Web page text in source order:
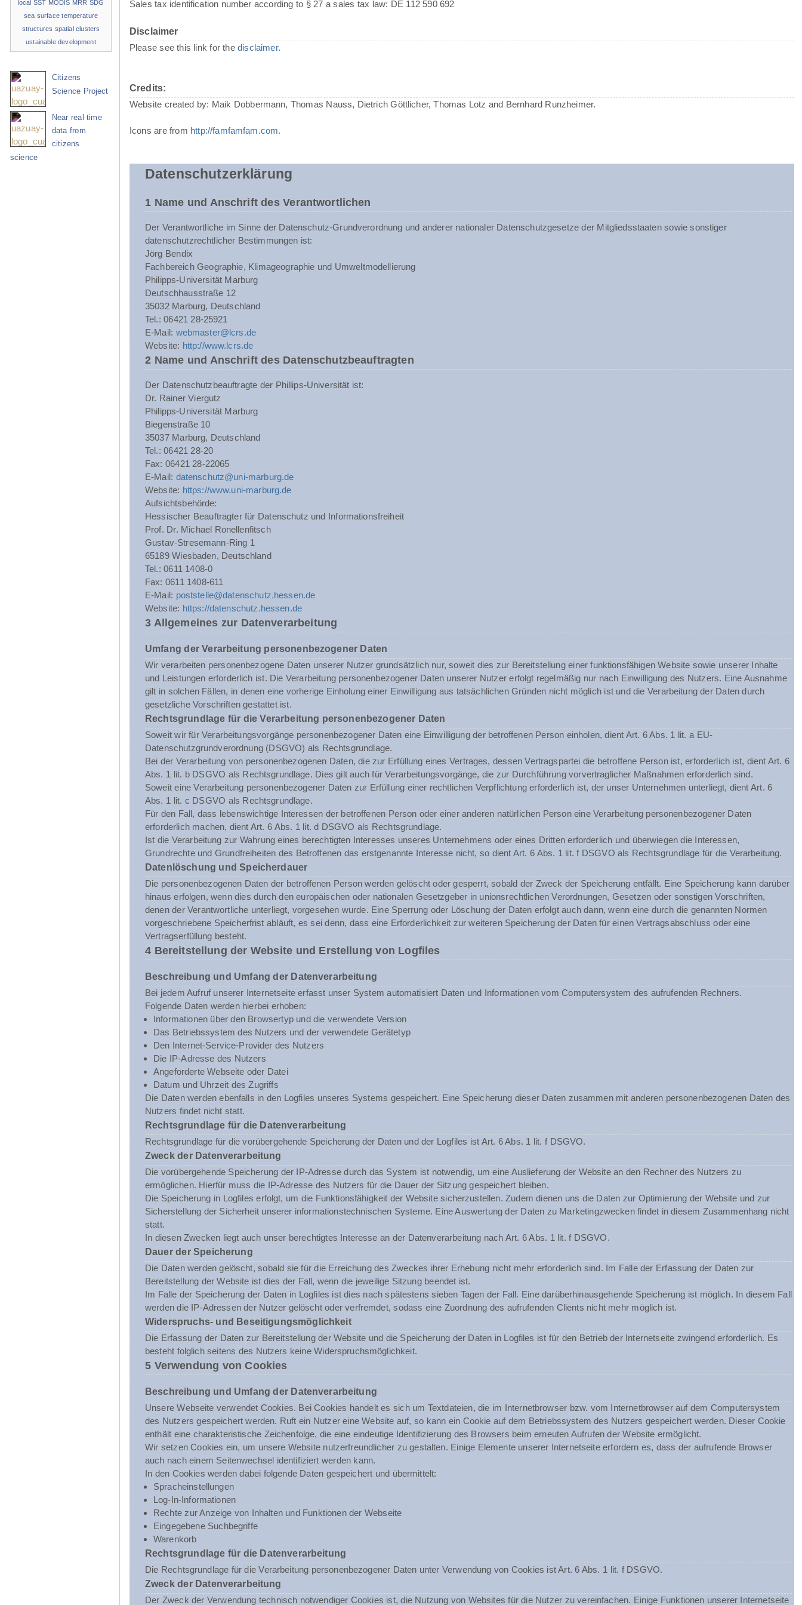
Sales tax identification number according to § 27 a sales tax law: DE 112 590 692
Disclaimer
Please see this link for thedisclaimer.
Credits:
Website created by: Maik Dobbermann, Thomas Nauss, Dietrich Göttlicher, Thomas Lotz and Bernhard Runzheimer.
Icons are from http://famfamfam.com.
Datenschutzerklärung
1 Name und Anschrift des Verantwortlichen
Der Verantwortliche im Sinne der Datenschutz-Grundverordnung und anderer nationaler Datenschutzgesetze der Mitgliedsstaaten sowie sonstiger
datenschutzrechtlicher Bestimmungen ist:
Jörg Bendix
Fachbereich Geographie, Klimageographie und Umweltmodellierung
Philipps-Universität Marburg
Deutschhausstraße 12
35032 Marburg, Deutschland
Tel.: 06421 28-25921
E-Mail: webmaster@lcrs.de
Website: http://www.lcrs.de
2 Name und Anschrift des Datenschutzbeauftragten
Der Datenschutzbeauftragte der Phillips-Universität ist:
Dr. Rainer Viergutz
Philipps-Universität Marburg
Biegenstraße 10
35037 Marburg, Deutschland
Tel.: 06421 28-20
Fax: 06421 28-22065
E-Mail: datenschutz@uni-marburg.de
Website: https://www.uni-marburg.de
Aufsichtsbehörde:
Hessischer Beauftragter für Datenschutz und Informationsfreiheit
Prof. Dr. Michael Ronellenfitsch
Gustav-Stresemann-Ring 1
65189 Wiesbaden, Deutschland
Tel.: 0611 1408-0
Fax: 0611 1408-611
E-Mail: poststelle@datenschutz.hessen.de
Website: https://datenschutz.hessen.de
3 Allgemeines zur Datenverarbeitung
Umfang der Verarbeitung personenbezogener Daten
Wir verarbeiten personenbezogene Daten unserer Nutzer grundsätzlich nur, soweit dies zur Bereitstellung einer funktionsfähigen Website sowie unserer Inhalte
und Leistungen erforderlich ist. Die Verarbeitung personenbezogener Daten unserer Nutzer erfolgt regelmäßig nur nach Einwilligung des Nutzers. Eine Ausnahme
gilt in solchen Fällen, in denen eine vorherige Einholung einer Einwilligung aus tatsächlichen Gründen nicht möglich ist und die Verarbeitung der Daten durch
gesetzliche Vorschriften gestattet ist.
Rechtsgrundlage für die Verarbeitung personenbezogener Daten
Soweit wir für Verarbeitungsvorgänge personenbezogener Daten eine Einwilligung der betroffenen Person einholen, dient Art. 6 Abs. 1 lit. a EU-
Datenschutzgrundverordnung (DSGVO) als Rechtsgrundlage.
Bei der Verarbeitung von personenbezogenen Daten, die zur Erfüllung eines Vertrages, dessen Vertragspartei die betroffene Person ist, erforderlich ist, dient Art. 6
Abs. 1 lit. b DSGVO als Rechtsgrundlage. Dies gilt auch für Verarbeitungsvorgänge, die zur Durchführung vorvertraglicher Maßnahmen erforderlich sind.
Soweit eine Verarbeitung personenbezogener Daten zur Erfüllung einer rechtlichen Verpflichtung erforderlich ist, der unser Unternehmen unterliegt, dient Art. 6
Abs. 1 lit. c DSGVO als Rechtsgrundlage.
Für den Fall, dass lebenswichtige Interessen der betroffenen Person oder einer anderen natürlichen Person eine Verarbeitung personenbezogener Daten
erforderlich machen, dient Art. 6 Abs. 1 lit. d DSGVO als Rechtsgrundlage.
Ist die Verarbeitung zur Wahrung eines berechtigten Interesses unseres Unternehmens oder eines Dritten erforderlich und überwiegen die Interessen,
Grundrechte und Grundfreiheiten des Betroffenen das erstgenannte Interesse nicht, so dient Art. 6 Abs. 1 lit. f DSGVO als Rechtsgrundlage für die Verarbeitung.
Datenlöschung und Speicherdauer
Die personenbezogenen Daten der betroffenen Person werden gelöscht oder gesperrt, sobald der Zweck der Speicherung entfällt. Eine Speicherung kann darüber
hinaus erfolgen, wenn dies durch den europäischen oder nationalen Gesetzgeber in unionsrechtlichen Verordnungen, Gesetzen oder sonstigen Vorschriften,
denen der Verantwortliche unterliegt, vorgesehen wurde. Eine Sperrung oder Löschung der Daten erfolgt auch dann, wenn eine durch die genannten Normen
vorgeschriebene Speicherfrist abläuft, es sei denn, dass eine Erforderlichkeit zur weiteren Speicherung der Daten für einen Vertragsabschluss oder eine
Vertragserfüllung besteht.
4 Bereitstellung der Website und Erstellung von Logfiles
Beschreibung und Umfang der Datenverarbeitung
Bei jedem Aufruf unserer Internetseite erfasst unser System automatisiert Daten und Informationen vom Computersystem des aufrufenden Rechners.
Folgende Daten werden hierbei erhoben:
Informationen über den Browsertyp und die verwendete Version
Das Betriebssystem des Nutzers und der verwendete Gerätetyp
Den Internet-Service-Provider des Nutzers
Die IP-Adresse des Nutzers
Angeforderte Webseite oder Datei
Datum und Uhrzeit des Zugriffs
Die Daten werden ebenfalls in den Logfiles unseres Systems gespeichert. Eine Speicherung dieser Daten zusammen mit anderen personenbezogenen Daten des
Nutzers findet nicht statt.
Rechtsgrundlage für die Datenverarbeitung
Rechtsgrundlage für die vorübergehende Speicherung der Daten und der Logfiles ist Art. 6 Abs. 1 lit. f DSGVO.
Zweck der Datenverarbeitung
Die vorübergehende Speicherung der IP-Adresse durch das System ist notwendig, um eine Auslieferung der Website an den Rechner des Nutzers zu
ermöglichen. Hierfür muss die IP-Adresse des Nutzers für die Dauer der Sitzung gespeichert bleiben.
Die Speicherung in Logfiles erfolgt, um die Funktionsfähigkeit der Website sicherzustellen. Zudem dienen uns die Daten zur Optimierung der Website und zur
Sicherstellung der Sicherheit unserer informationstechnischen Systeme. Eine Auswertung der Daten zu Marketingzwecken findet in diesem Zusammenhang nicht
statt.
In diesen Zwecken liegt auch unser berechtigtes Interesse an der Datenverarbeitung nach Art. 6 Abs. 1 lit. f DSGVO.
Dauer der Speicherung
Die Daten werden gelöscht, sobald sie für die Erreichung des Zweckes ihrer Erhebung nicht mehr erforderlich sind. Im Falle der Erfassung der Daten zur
Bereitstellung der Website ist dies der Fall, wenn die jeweilige Sitzung beendet ist.
Im Falle der Speicherung der Daten in Logfiles ist dies nach spätestens sieben Tagen der Fall. Eine darüberhinausgehende Speicherung ist möglich. In diesem Fall
werden die IP-Adressen der Nutzer gelöscht oder verfremdet, sodass eine Zuordnung des aufrufenden Clients nicht mehr möglich ist.
Widerspruchs- und Beseitigungsmöglichkeit
Die Erfassung der Daten zur Bereitstellung der Website und die Speicherung der Daten in Logfiles ist für den Betrieb der Internetseite zwingend erforderlich. Es
besteht folglich seitens des Nutzers keine Widerspruchsmöglichkeit.
5 Verwendung von Cookies
Beschreibung und Umfang der Datenverarbeitung
Unsere Webseite verwendet Cookies. Bei Cookies handelt es sich um Textdateien, die im Internetbrowser bzw. vom Internetbrowser auf dem Computersystem
des Nutzers gespeichert werden. Ruft ein Nutzer eine Website auf, so kann ein Cookie auf dem Betriebssystem des Nutzers gespeichert werden. Dieser Cookie
enthält eine charakteristische Zeichenfolge, die eine eindeutige Identifizierung des Browsers beim erneuten Aufrufen der Website ermöglicht.
Wir setzen Cookies ein, um unsere Website nutzerfreundlicher zu gestalten. Einige Elemente unserer Internetseite erfordern es, dass der aufrufende Browser
auch nach einem Seitenwechsel identifiziert werden kann.
In den Cookies werden dabei folgende Daten gespeichert und übermittelt:
Spracheinstellungen
Log-In-Informationen
Rechte zur Anzeige von Inhalten und Funktionen der Webseite
Eingegebene Suchbegriffe
Warenkorb
Rechtsgrundlage für die Datenverarbeitung
Die Rechtsgrundlage für die Verarbeitung personenbezogener Daten unter Verwendung von Cookies ist Art. 6 Abs. 1 lit. f DSGVO.
Zweck der Datenverarbeitung
Der Zweck der Verwendung technisch notwendiger Cookies ist, die Nutzung von Websites für die Nutzer zu vereinfachen. Einige Funktionen unserer Internetseite
local SST MODIS MRR SDG
sea surface temperature
structures spatial clusters
ustainable development
Citizens
Science Project
Near real time
data from
citizens
science